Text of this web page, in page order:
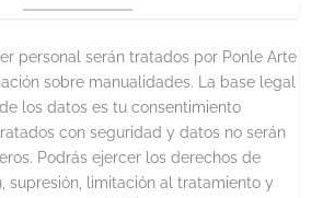
personal serán tratados por Ponle Arte
sobre manualidades. La base legal
los datos es tu consentimiento
con seguridad y datos no serán
Podrás ejercer los derechos de
supresión, limitación al tratamiento y